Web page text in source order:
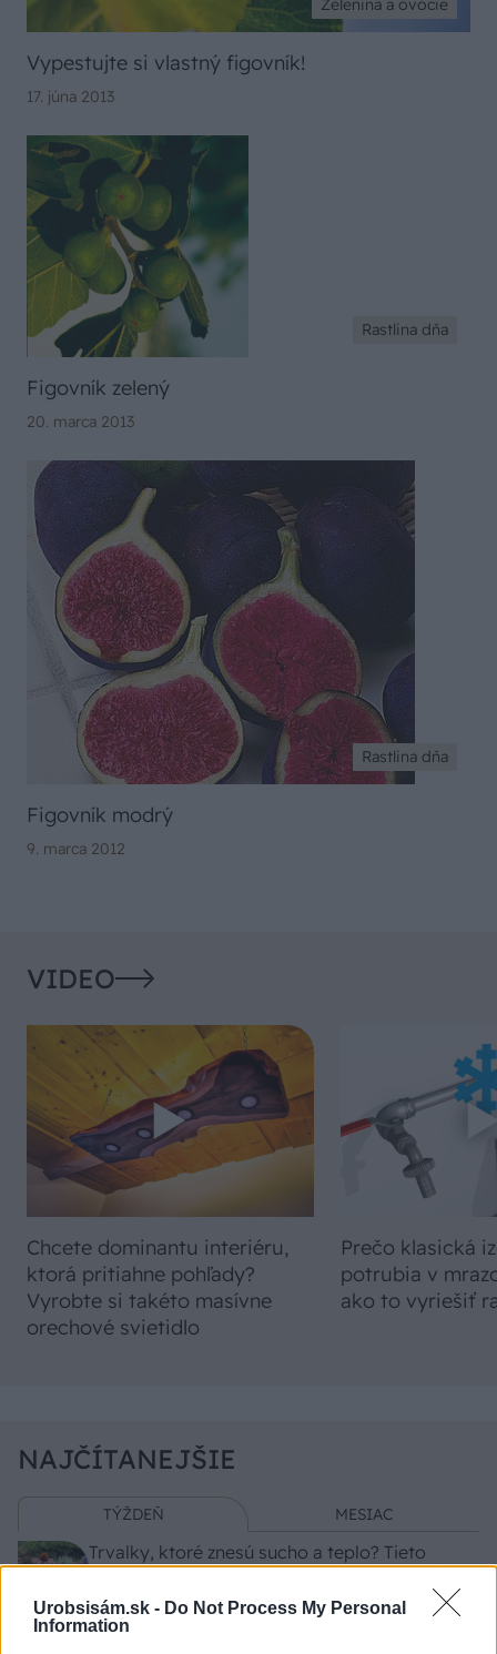
Urobsisám.sk - Do Not Process My Personal
Information
Zelenina a ovocie
Vypestujte si vlastný figovník!
17. júna 2013
Rastlina dňa
Figovník zelený
20. marca 2013
Rastlina dňa
Figovník modrý
9. marca 2012
VIDEO
Chcete dominantu interiéru,
ktorá pritiahne pohľady?
Vyrobte si takéto masívne
orechové svietidlo
Prečo klasická
potrubia v
ako to vyriešiť
NAJČÍTANEJŠIE
TÝŽDEŇ MESIAC
Trvalky, ktoré znesú sucho a teplo? Tieto
deň